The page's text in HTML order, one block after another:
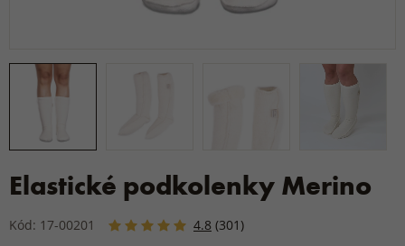
Elastické podkolenky Merino
Kód: 17-00201 4.8 (301)